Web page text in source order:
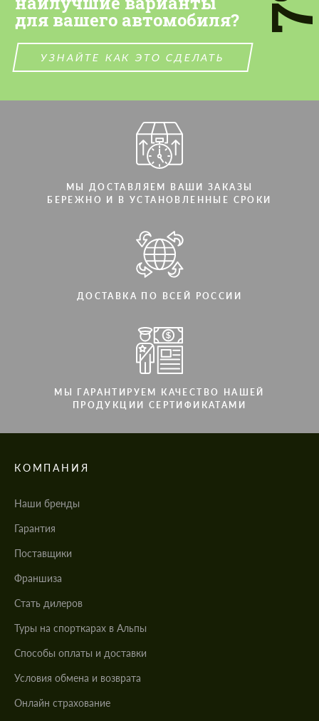
для вашего автомобиля?
УЗНАЙТЕ КАК ЭТО СДЕЛАТЬ
МЫ ДОСТАВЛЯЕМ ВАШИ ЗАКАЗЫ
БЕРЕЖНО И В УСТАНОВЛЕННЫЕ СРОКИ
ДОСТАВКА ПО ВСЕЙ РОССИИ
МЫ ГАРАНТИРУЕМ КАЧЕСТВО НАШЕЙ
ПРОДУКЦИИ СЕРТИФИКАТАМИ
КОМПАНИЯ
Наши бренды
Гарантия
Поставщики
Франшиза
Стать дилеров
Туры на спорткарах в Альпы
Cпособы оплаты и доставки
Условия обмена и возврата
Онлайн страхование
СВЯЖИТЕСЬ СО МНОЙ
Мы говорим на вашем языке
СВЯЖИТЕСЬ СО МНОЙ